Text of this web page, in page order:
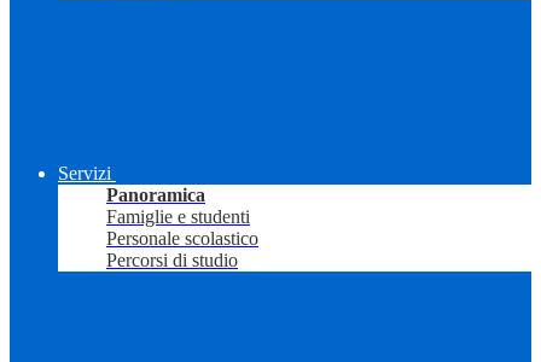
Servizi
Panoramica
Famiglie e studenti
Personale scolastico
Percorsi di studio